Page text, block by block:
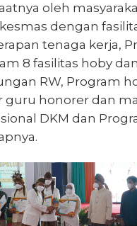
oleh
dengan
tenaga kerja,
8 fasilitas hoby
RW, Program
guru honorer dan
DKM dan